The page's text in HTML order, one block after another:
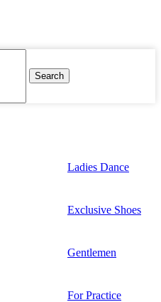
Search
Ladies Dance
Exclusive Shoes
Gentlemen
For Practice